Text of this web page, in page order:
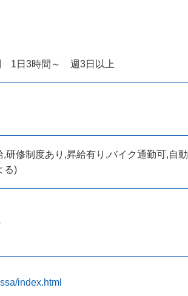
1日3時間～ 週3日以上
研修制度あり,昇給有り,バイク通勤可,自
る)
index.html